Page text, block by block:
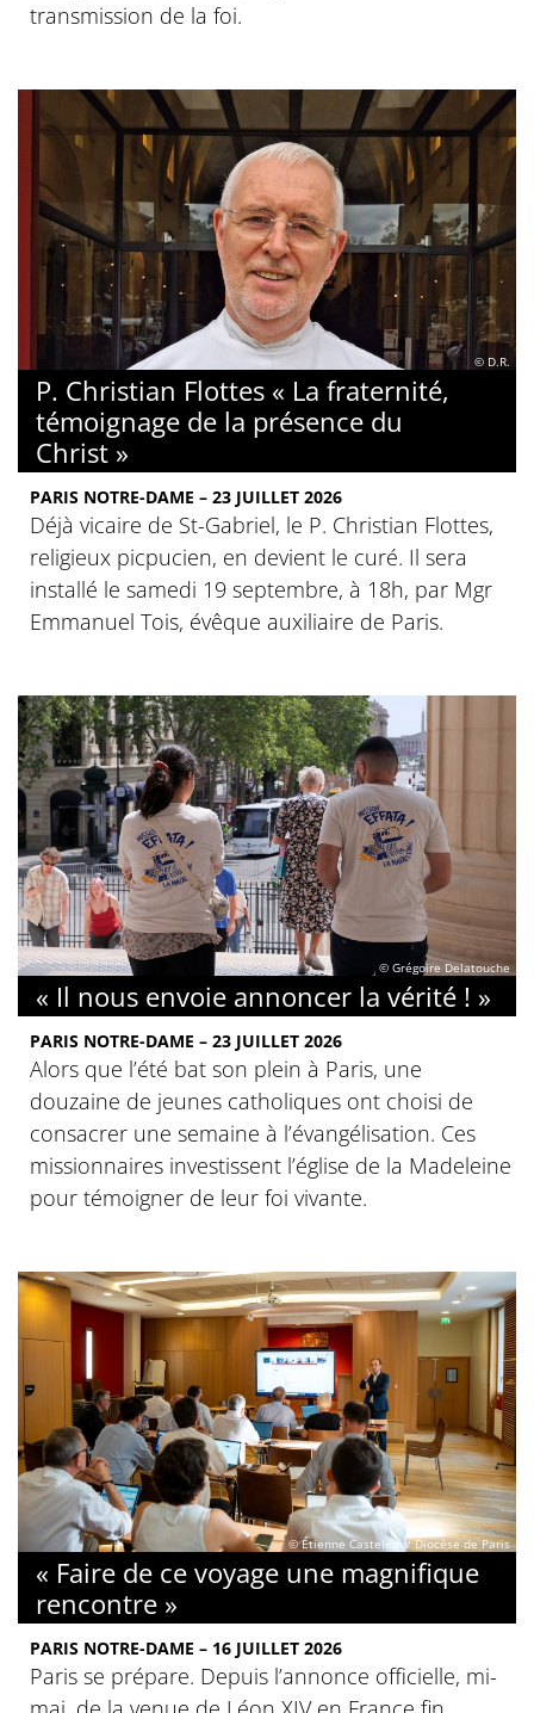
transmission de la foi.
© D.R.
P. Christian Flottes « La fraternité,
témoignage de la présence du
Christ »
PARIS NOTRE-DAME – 23 JUILLET 2026
Déjà vicaire de St-Gabriel, le P. Christian Flottes,
religieux picpucien, en devient le curé. Il sera
installé le samedi 19 septembre, à 18h, par Mgr
Emmanuel Tois, évêque auxiliaire de Paris.
© Grégoire Delatouche
« Il nous envoie annoncer la vérité ! »
PARIS NOTRE-DAME – 23 JUILLET 2026
Alors que l’été bat son plein à Paris, une
douzaine de jeunes catholiques ont choisi de
consacrer une semaine à l’évangélisation. Ces
missionnaires investissent l’église de la Madeleine
pour témoigner de leur foi vivante.
© Étienne Castelein / Diocèse de Paris
« Faire de ce voyage une magnifique
rencontre »
PARIS NOTRE-DAME – 16 JUILLET 2026
Paris se prépare. Depuis l’annonce officielle, mi-